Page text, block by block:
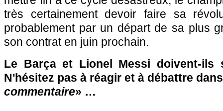
très certainement devoir faire sa
probablement par un départ de sa plus
son contrat en juin prochain.
Le Barça et Lionel Messi doivent-
N'hésitez pas à réagir et à débattre
commentaire» …